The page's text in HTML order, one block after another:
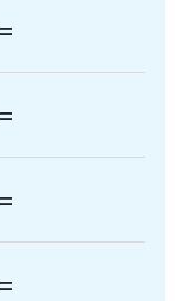
=
=
=
=